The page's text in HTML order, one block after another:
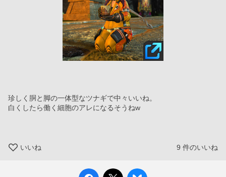
珍しく胴と脚の一体型なツナギで中々いいね。
白くしたら働く細胞のアレになるそうねw
いいね 9 件のいいね